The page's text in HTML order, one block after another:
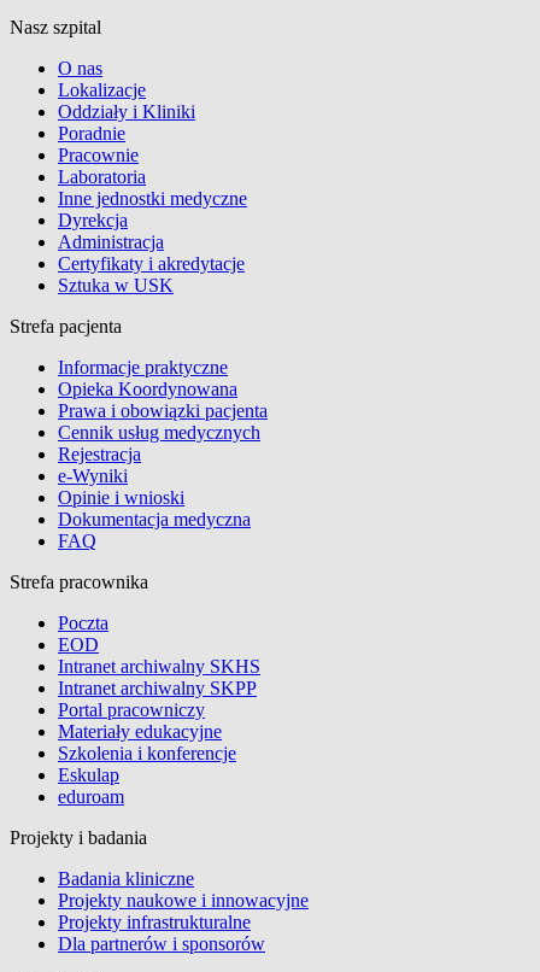
Nasz szpital
O nas
Lokalizacje
Oddziały i Kliniki
Poradnie
Pracownie
Laboratoria
Inne jednostki medyczne
Dyrekcja
Administracja
Certyfikaty i akredytacje
Sztuka w USK
Strefa pacjenta
Informacje praktyczne
Opieka Koordynowana
Prawa i obowiązki pacjenta
Cennik usług medycznych
Rejestracja
e-Wyniki
Opinie i wnioski
Dokumentacja medyczna
FAQ
Strefa pracownika
Poczta
EOD
Intranet archiwalny SKHS
Intranet archiwalny SKPP
Portal pracowniczy
Materiały edukacyjne
Szkolenia i konferencje
Eskulap
eduroam
Projekty i badania
Badania kliniczne
Projekty naukowe i innowacyjne
Projekty infrastrukturalne
Dla partnerów i sponsorów